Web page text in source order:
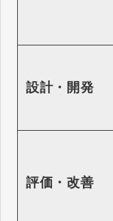
設計・開発
評価・改善